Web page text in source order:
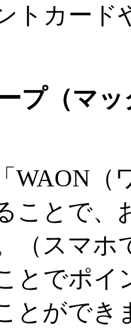
トカード
プ（マ
WAON（
ことで、
（スマホ
とでポイ
とができ